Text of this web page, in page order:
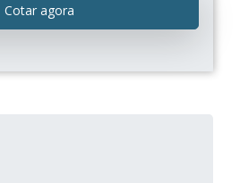
Cotar agora